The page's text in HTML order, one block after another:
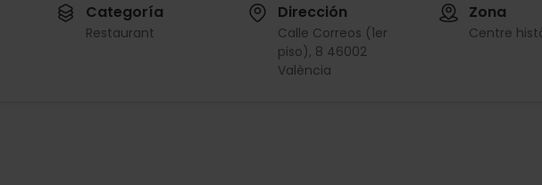
Categoría
Restaurant
Dirección
Calle Correos (1er
piso), 8 46002
València
Zona
Centre